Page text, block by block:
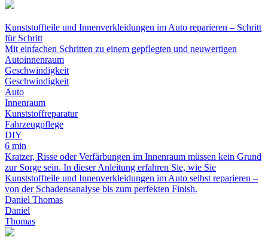
Kunststoffteile und Innenverkleidungen im Auto reparieren – Schritt
für Schritt
Mit einfachen Schritten zu einem gepflegten und neuwertigen
Autoinnenraum
Geschwindigkeit
Geschwindigkeit
Auto
Innenraum
Kunststoffreparatur
Fahrzeugpflege
DIY
6 min
Kratzer, Risse oder Verfärbungen im Innenraum müssen kein Grund
zur Sorge sein. In dieser Anleitung erfahren Sie, wie Sie
Kunststoffteile und Innenverkleidungen im Auto selbst reparieren –
von der Schadensanalyse bis zum perfekten Finish.
Daniel Thomas
Daniel
Thomas